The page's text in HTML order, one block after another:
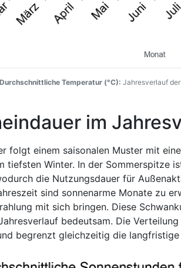
Durchschnittliche Temperatur (°C): Jahresverlauf
im
folgt einem saisonalen Muster mit
tiefsten Winter. In der Sommerspitze
die Nutzungsdauer für
sind sonnenarme Monate zu
mit sich bringen. Diese
bedeutsam. Die
begrenzt gleichzeitig die